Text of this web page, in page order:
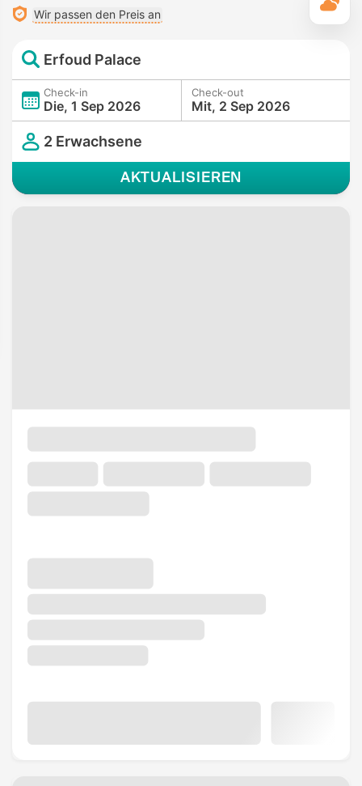
Wir passen den Preis an
Erfoud Palace
Check-in
Die, 1 Sep 2026
Check-out
Mit, 2 Sep 2026
2 Erwachsene
AKTUALISIEREN